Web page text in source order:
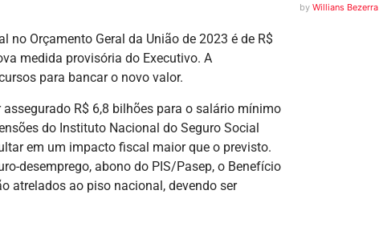
no Orçamento Geral da União de 2023 é de R$
medida provisória do Executivo. A
para bancar o novo valor.
R$ 6,8 bilhões para o salário mínimo
do Instituto Nacional do Seguro Social
em um impacto fiscal maior que o previsto.
desemprego, abono do PIS/Pasep, o Benefício
atrelados ao piso nacional, devendo ser
by Willians Bezerra